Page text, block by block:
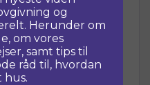
og
Herunder om
om vores
samt tips til
råd til, hvordan
hus.